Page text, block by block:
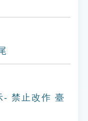
- 禁止改作 臺